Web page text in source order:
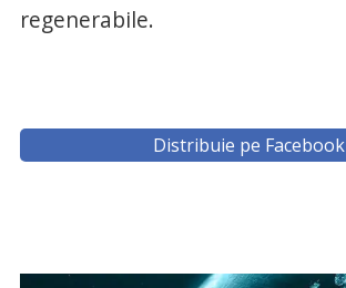
regenerabile.
Distribuie pe Facebook